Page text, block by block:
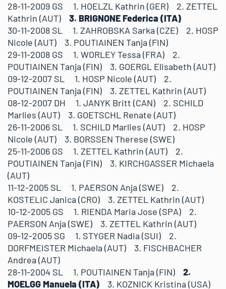
28-11-2009 GS 1. HOELZL Kathrin (GER) 2. ZETTEL
Kathrin (AUT)
3. BRIGNONE Federica (ITA)
30-11-2008 SL 1. ZAHROBSKA Sarka (CZE) 2. HOSP
Nicole (AUT) 3. POUTIAINEN Tanja (FIN)
29-11-2008 GS 1. WORLEY Tessa (FRA) 2.
POUTIAINEN Tanja (FIN) 3. GOERGL Elisabeth (AUT)
09-12-2007 SL 1. HOSP Nicole (AUT) 2.
POUTIAINEN Tanja (FIN) 3. ZETTEL Kathrin (AUT)
08-12-2007 DH 1. JANYK Britt (CAN) 2. SCHILD
Marlies (AUT) 3. GOETSCHL Renate (AUT)
26-11-2006 SL 1. SCHILD Marlies (AUT) 2. HOSP
Nicole (AUT) 3. BORSSEN Therese (SWE)
25-11-2006 GS 1. ZETTEL Kathrin (AUT) 2.
POUTIAINEN Tanja (FIN) 3. KIRCHGASSER Michaela
(AUT)
11-12-2005 SL 1. PAERSON Anja (SWE) 2.
KOSTELIC Janica (CRO) 3. ZETTEL Kathrin (AUT)
10-12-2005 GS 1. RIENDA Maria Jose (SPA) 2.
PAERSON Anja (SWE) 3. ZETTEL Kathrin (AUT)
09-12-2005 SG 1. STYGER Nadia (SUI) 2.
DORFMEISTER Michaela (AUT) 3. FISCHBACHER
Andrea (AUT)
28-11-2004 SL 1. POUTIAINEN Tanja (FIN)
2.
MOELGG Manuela (ITA) 3. KOZNICK Kristina (USA)